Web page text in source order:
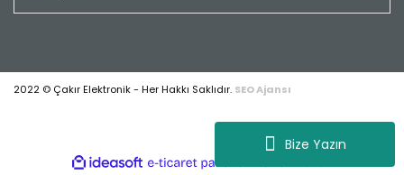
Bize Yazın
2022 © Çakır Elektronik - Her Hakkı Saklıdır. SEO Ajansı
ideasoft